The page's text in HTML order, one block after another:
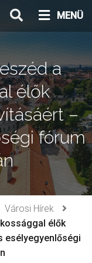
MENÜ
a
élők
–
fórum
Városi Hírek
élők
esélyegyenlőségi